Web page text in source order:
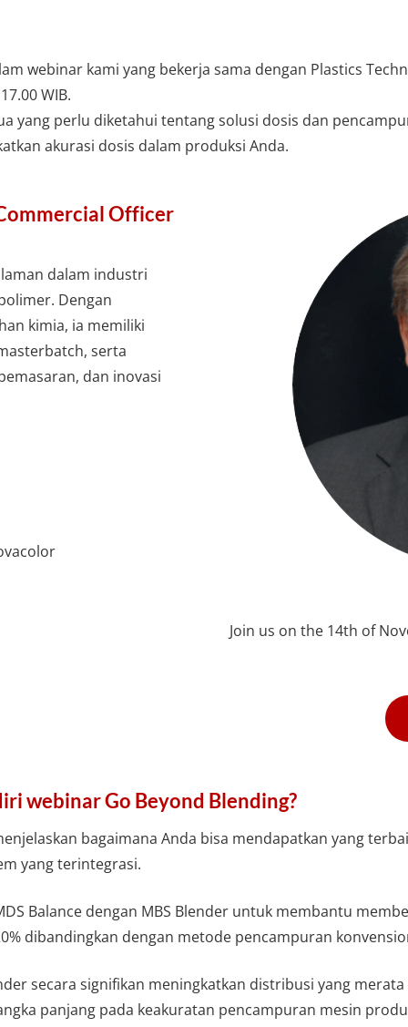
webinar kami yang bekerja sama dengan Plastics
WIB.
yang perlu diketahui tentang solusi dosis dan
akurasi dosis dalam produksi Anda.
Officer
dalam industri
Dengan
kimia, ia memiliki
serta
dan inovasi
Join us on the 14th of
webinar Go Beyond Blending?
bagaimana Anda bisa mendapatkan yang
yang terintegrasi.
Balance dengan MBS Blender untuk membantu
dibandingkan dengan metode pencampuran
secara signifikan meningkatkan distribusi yang
panjang pada keakuratan pencampuran mesin